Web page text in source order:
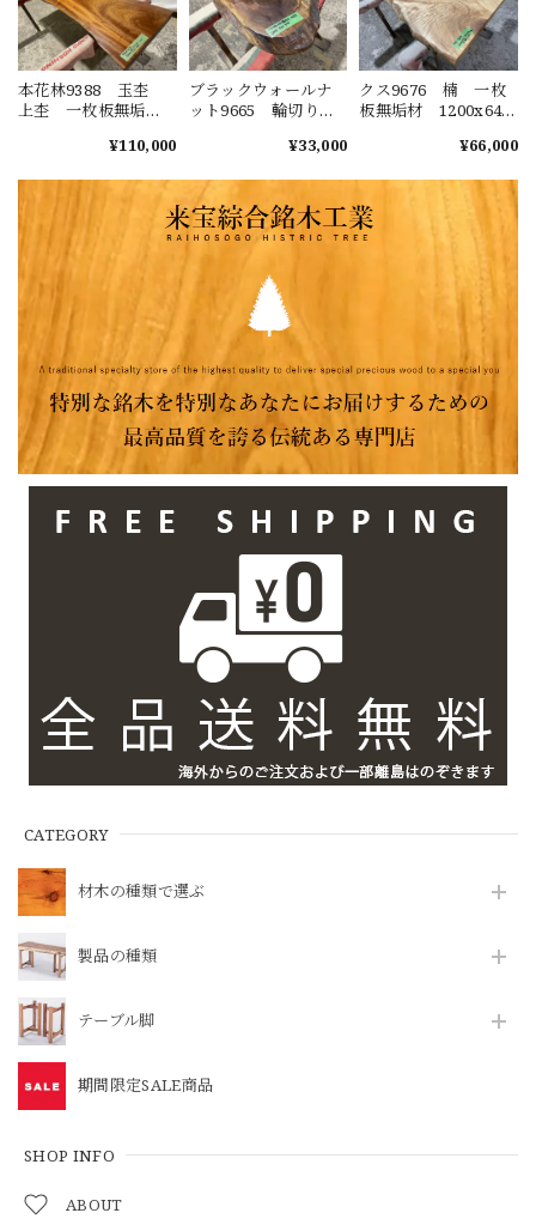
CATEGORY
材木の種類で選ぶ
製品の種類
テーブル脚
期間限定SALE商品
SHOP INFO
ABOUT
本花林9388 玉杢
上杢 一枚板無垢
550x50mm ダイニン
ーブル センターテ
ーブル 天板 花梨
¥110,000
ブラックウォールナ
ット9665 輪切り
620ｘ550ｘ45mm カ
テーブル ダイニン
グテーブル
¥33,000
クス9676 楠 一枚
板無垢材 1200x640-
ニングテーブル ロ
ーテーブル 天板
樟 くすのき
¥66,000